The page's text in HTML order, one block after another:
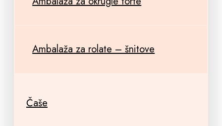
Ambalaža za rolate – šnitove
Čaše